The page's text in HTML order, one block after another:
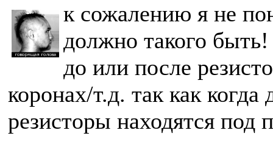
к сожалению я не
должно такого
до или после
коронах/т.д. так как
резисторы находятся